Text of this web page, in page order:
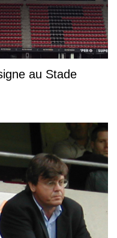
au Stade